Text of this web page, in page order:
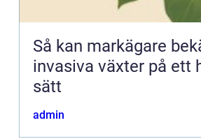
Så kan markägare
invasiva växter på ett
sätt
admin